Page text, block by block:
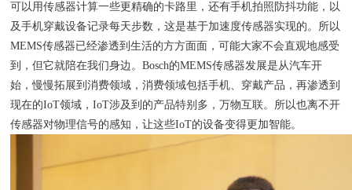
可以用传感器计算一些更精确的卡路里，还有手机拍照防抖功能，以
及手机穿戴设备记录每天步数，这是基于加速度传感器实现的。所以
MEMS传感器已经渗透到生活的方方面面，可能大家不会直观地感受
到，但它就陪在我们身边。Bosch的MEMS传感器发展是从汽车开
始，慢慢拓展到消费领域，消费领域包括手机、穿戴产品，再渗透到
现在的IoT领域，IoT涉及到的产品特别多，万物互联。所以也离不开
传感器对物理信号的感知，让这些IoT的设备变得更加智能。